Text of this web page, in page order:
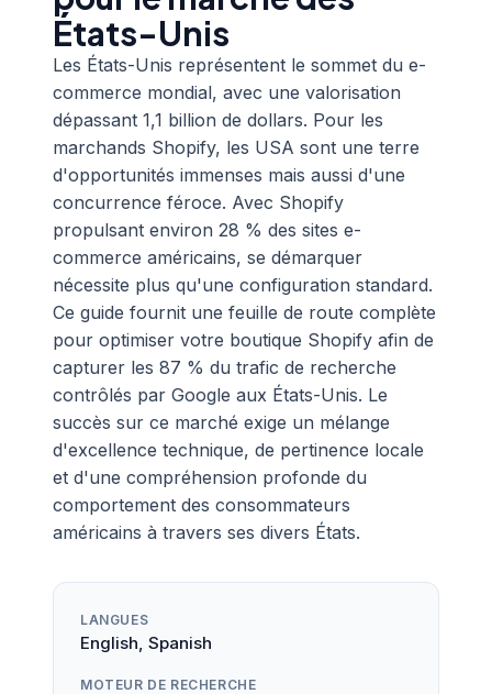
États-Unis
Les États-Unis représentent le sommet du e-
commerce mondial, avec une valorisation
dépassant 1,1 billion de dollars. Pour les
marchands Shopify, les USA sont une terre
d'opportunités immenses mais aussi d'une
concurrence féroce. Avec Shopify
propulsant environ 28 % des sites e-
commerce américains, se démarquer
nécessite plus qu'une configuration standard.
Ce guide fournit une feuille de route complète
pour optimiser votre boutique Shopify afin de
capturer les 87 % du trafic de recherche
contrôlés par Google aux États-Unis. Le
succès sur ce marché exige un mélange
d'excellence technique, de pertinence locale
et d'une compréhension profonde du
comportement des consommateurs
américains à travers ses divers États.
LANGUES
English, Spanish
MOTEUR DE RECHERCHE